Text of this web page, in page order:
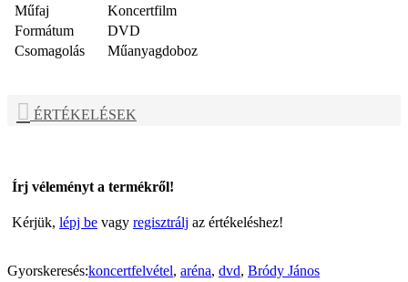
Műfaj
Koncertfilm
Formátum
DVD
Csomagolás
Műanyagdoboz
ÉRTÉKELÉSEK
Írj véleményt a termékről!
Kérjük, lépj be vagy regisztrálj az értékeléshez!
Gyorskeresés:koncertfelvétel, aréna, dvd, Bródy János